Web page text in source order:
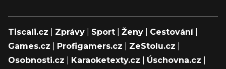
Tiscali.cz Zprávy Sport Ženy Cestování|
Games.cz
Profigamers.cz ZeStolu.cz
Osobnosti.cz
Karaoketexty.cz Úschovna.cz